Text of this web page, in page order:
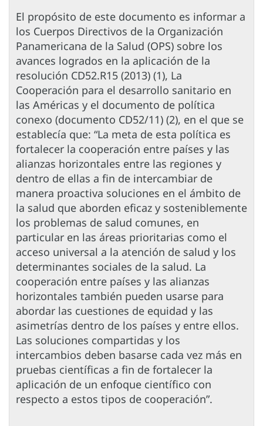
El propósito de este documento es informar a
los Cuerpos Directivos de la Organización
Panamericana de la Salud (OPS) sobre los
avances logrados en la aplicación de la
resolución CD52.R15 (2013) (1), La
Cooperación para el desarrollo sanitario en
las Américas y el documento de política
conexo (documento CD52/11) (2), en el que se
establecía que: “La meta de esta política es
fortalecer la cooperación entre países y las
alianzas horizontales entre las regiones y
dentro de ellas a fin de intercambiar de
manera proactiva soluciones en el ámbito de
la salud que aborden eficaz y sosteniblemente
los problemas de salud comunes, en
particular en las áreas prioritarias como el
acceso universal a la atención de salud y los
determinantes sociales de la salud. La
cooperación entre países y las alianzas
horizontales también pueden usarse para
abordar las cuestiones de equidad y las
asimetrías dentro de los países y entre ellos.
Las soluciones compartidas y los
intercambios deben basarse cada vez más en
pruebas científicas a fin de fortalecer la
aplicación de un enfoque científico con
respecto a estos tipos de cooperación”.